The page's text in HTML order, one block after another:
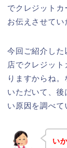
でクレジットカ
お伝えさせてい
今回ご紹介し
店でクレジッ
りますからね
いただいて、後
い原因を調べて
い